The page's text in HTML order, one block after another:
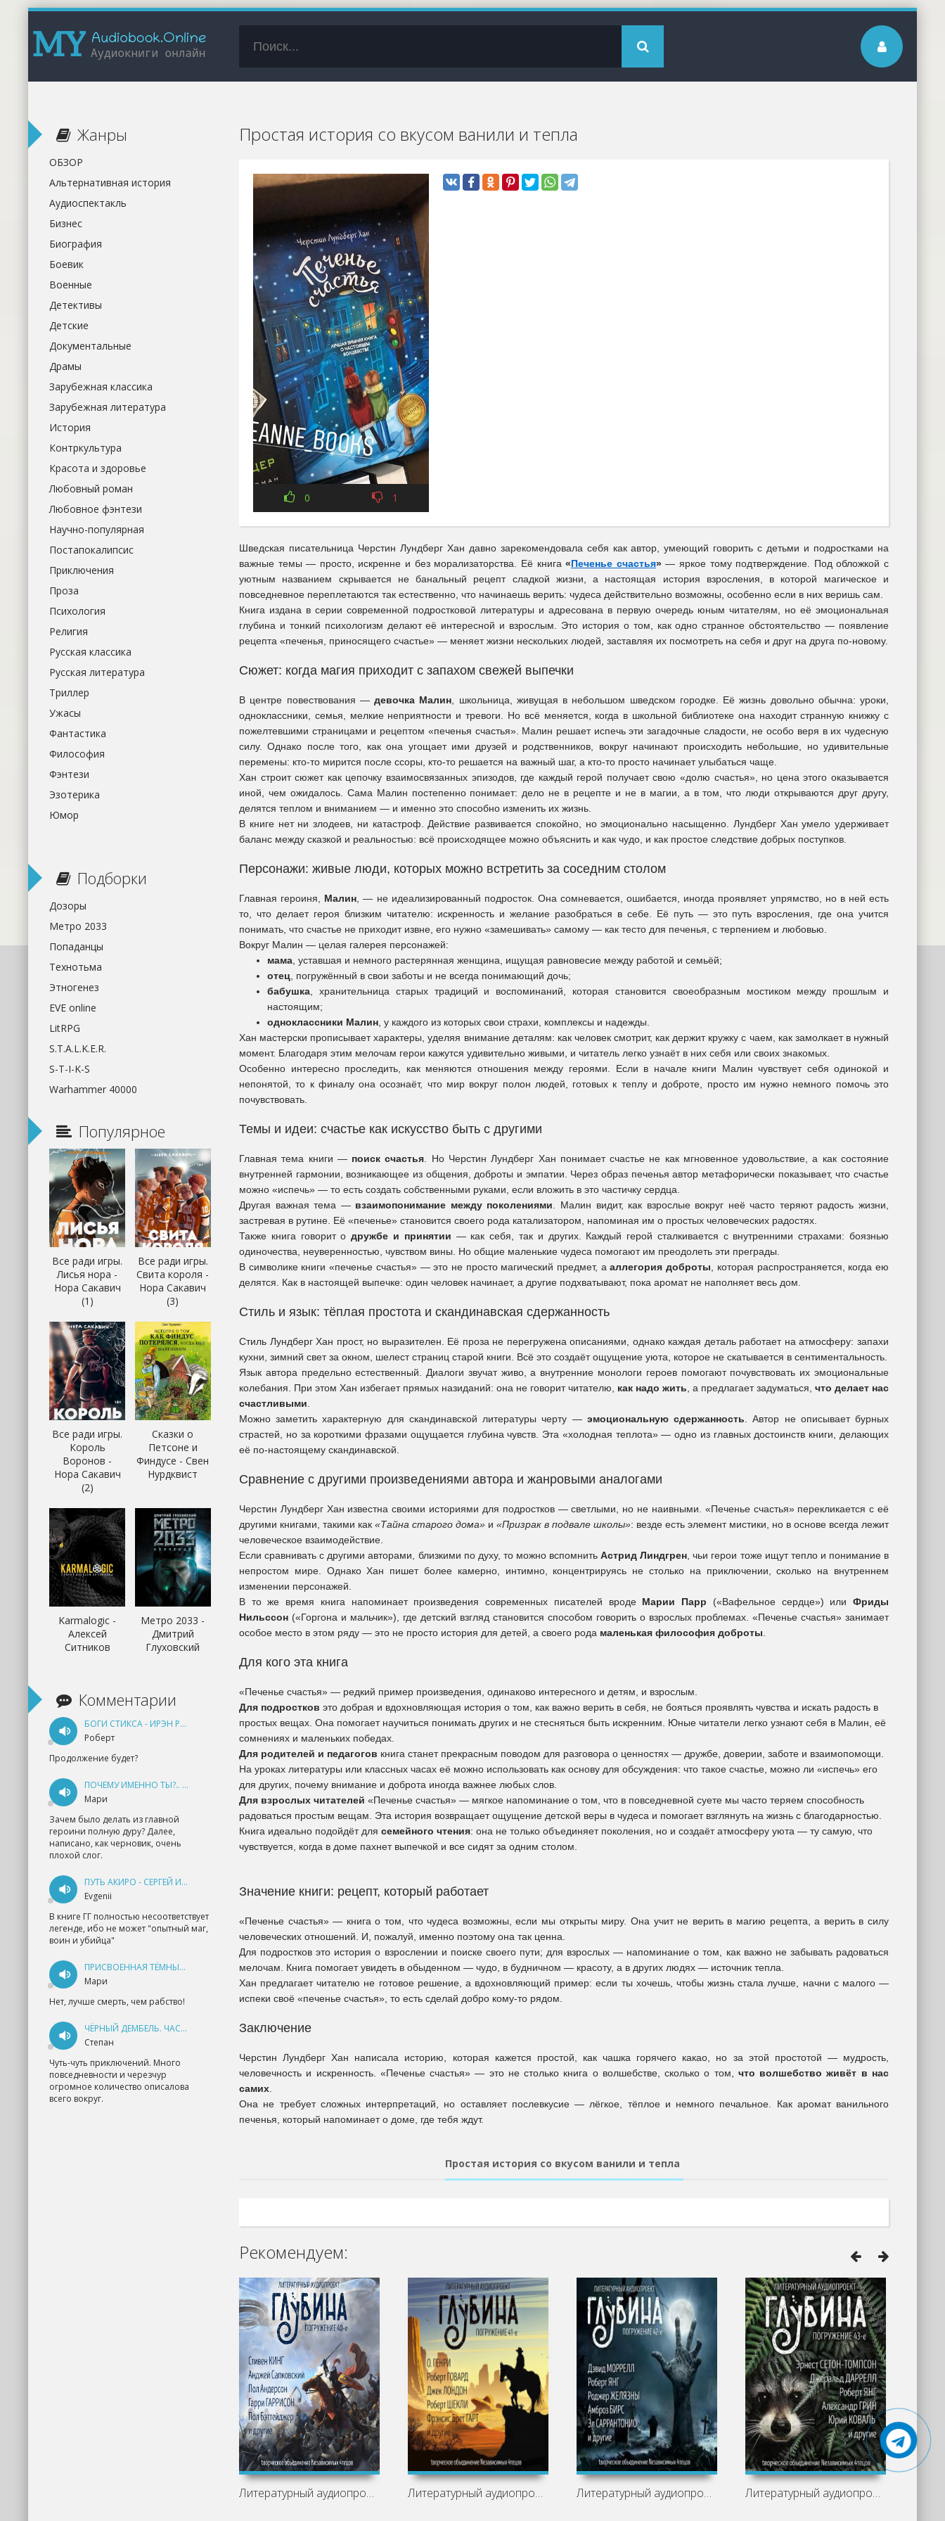
Простая история со вкусом ванили и тепла
0 1
Шведская писательница Черстин Лундберг Хан давно зарекомендовала себя как автор, умеющий говорить с детьми и подростками на
важные темы — просто, искренне и без морализаторства. Её книга«Печенье счастья»— яркое тому подтверждение. Под обложкой с
уютным названием скрывается не банальный рецепт сладкой жизни, а настоящая история взросления, в которой магическое и
повседневное переплетаются так естественно, что начинаешь верить: чудеса действительно возможны, особенно если в них веришь сам.
Книга издана в серии современной подростковой литературы и адресована в первую очередь юным читателям, но её эмоциональная
глубина и тонкий психологизм делают её интересной и взрослым. Это история о том, как одно странное обстоятельство — появление
рецепта «печенья, приносящего счастье» — меняет жизни нескольких людей, заставляя их посмотреть на себя и друг на друга по-новому.
Сюжет: когда магия приходит с запахом свежей выпечки
В центре повествования — девочка Малин , школьница, живущая в небольшом шведском городке. Её жизнь довольно обычна: уроки,
одноклассники, семья, мелкие неприятности и тревоги. Но всё меняется, когда в школьной библиотеке она находит странную книжку с
пожелтевшими страницами и рецептом «печенья счастья». Малин решает испечь эти загадочные сладости, не особо веря в их чудесную
силу. Однако после того, как она угощает ими друзей и родственников, вокруг начинают происходить небольшие, но удивительные
перемены: кто-то мирится после ссоры, кто-то решается на важный шаг, а кто-то просто начинает улыбаться чаще.
Хан строит сюжет как цепочку взаимосвязанных эпизодов, где каждый герой получает свою «долю счастья», но цена этого оказывается
иной, чем ожидалось. Сама Малин постепенно понимает: дело не в рецепте и не в магии, а в том, что люди открываются друг другу,
делятся теплом и вниманием — и именно это способно изменить их жизнь.
В книге нет ни злодеев, ни катастроф. Действие развивается спокойно, но эмоционально насыщенно. Лундберг Хан умело удерживает
баланс между сказкой и реальностью: всё происходящее можно объяснить и как чудо, и как простое следствие добрых поступков.
Персонажи: живые люди, которых можно встретить за соседним столом
Главная героиня, Малин , — не идеализированный подросток. Она сомневается, ошибается, иногда проявляет упрямство, но в ней есть
то, что делает героя близким читателю: искренность и желание разобраться в себе. Её путь — это путь взросления, где она учится
понимать, что счастье не приходит извне, его нужно «замешивать» самому — как тесто для печенья, с терпением и любовью.
Вокруг Малин — целая галерея персонажей:
мама , уставшая и немного растерянная женщина, ищущая равновесие между работой и семьёй;
отец , погружённый в свои заботы и не всегда понимающий дочь;
бабушка , хранительница старых традиций и воспоминаний, которая становится своеобразным мостиком между прошлым и
настоящим;
одноклассники Малин , у каждого из которых свои страхи, комплексы и надежды.
Хан мастерски прописывает характеры, уделяя внимание деталям: как человек смотрит, как держит кружку с чаем, как замолкает в нужный
момент. Благодаря этим мелочам герои кажутся удивительно живыми, и читатель легко узнаёт в них себя или своих знакомых.
Особенно интересно проследить, как меняются отношения между героями. Если в начале книги Малин чувствует себя одинокой и
непонятой, то к финалу она осознаёт, что мир вокруг полон людей, готовых к теплу и доброте, просто им нужно немного помочь это
почувствовать.
Темы и идеи: счастье как искусство быть с другими
Главная тема книги — поиск счастья . Но Черстин Лундберг Хан понимает счастье не как мгновенное удовольствие, а как состояние
внутренней гармонии, возникающее из общения, доброты и эмпатии. Через образ печенья автор метафорически показывает, что счастье
можно «испечь» — то есть создать собственными руками, если вложить в это частичку сердца.
Другая важная тема — взаимопонимание между поколениями . Малин видит, как взрослые вокруг неё часто теряют радость жизни,
застревая в рутине. Её «печенье» становится своего рода катализатором, напоминая им о простых человеческих радостях.
Также книга говорит одружбе и принятии — как себя, так и других. Каждый герой сталкивается с внутренними страхами: боязнью
одиночества, неуверенностью, чувством вины. Но общие маленькие чудеса помогают им преодолеть эти преграды.
В символике книги «печенье счастья» — это не просто магический предмет, ааллегория доброты , которая распространяется, когда ею
делятся. Как в настоящей выпечке: один человек начинает, а другие подхватывают, пока аромат не наполняет весь дом.
Стиль и язык: тёплая простота и скандинавская сдержанность
Стиль Лундберг Хан прост, но выразителен. Её проза не перегружена описаниями, однако каждая деталь работает на атмосферу: запахи
кухни, зимний свет за окном, шелест страниц старой книги. Всё это создаёт ощущение уюта, которое не скатывается в сентиментальность.
Язык автора предельно естественный. Диалоги звучат живо, а внутренние монологи героев помогают почувствовать их эмоциональные
колебания. При этом Хан избегает прямых назиданий: она не говорит читателю, как надо жить , а предлагает задуматься, что делает нас
счастливыми
Можно заметить характерную для скандинавской литературы черту — эмоциональную сдержанность . Автор не описывает бурных
страстей, но за короткими фразами ощущается глубина чувств. Эта «холодная теплота» — одно из главных достоинств книги, делающих
её по-настоящему скандинавской.
Сравнение с другими произведениями автора и жанровыми аналогами
Черстин Лундберг Хан известна своими историями для подростков — светлыми, но не наивными. «Печенье счастья» перекликается с её
другими книгами, такими как «Тайна старого дома» и «Призрак в подвале школы»: везде есть элемент мистики, но в основе всегда лежит
человеческое взаимодействие.
Если сравнивать с другими авторами, близкими по духу, то можно вспомнитьАстрид Линдгрен , чьи герои тоже ищут тепло и понимание в
непростом мире. Однако Хан пишет более камерно, интимно, концентрируясь не столько на приключении, сколько на внутреннем
изменении персонажей.
В то же время книга напоминает произведения современных писателей вроде Марии Парр («Вафельное сердце») илиФриды
Нильссон («Горгона и мальчик»), где детский взгляд становится способом говорить о взрослых проблемах. «Печенье счастья» занимает
особое место в этом ряду — это не просто история для детей, а своего рода маленькая философия доброты
Для кого эта книга
«Печенье счастья» — редкий пример произведения, одинаково интересного и детям, и взрослым.
Для подростков это добрая и вдохновляющая история о том, как важно верить в себя, не бояться проявлять чувства и искать радость в
простых вещах. Она помогает научиться понимать других и не стесняться быть искренним. Юные читатели легко узнают себя в Малин, её
сомнениях и маленьких победах.
Для родителей и педагогов книга станет прекрасным поводом для разговора о ценностях — дружбе, доверии, заботе и взаимопомощи.
На уроках литературы или классных часах её можно использовать как основу для обсуждения: что такое счастье, можно ли «испечь» его
для других, почему внимание и доброта иногда важнее любых слов.
Для взрослых читателей «Печенье счастья» — мягкое напоминание о том, что в повседневной суете мы часто теряем способность
радоваться простым вещам. Эта история возвращает ощущение детской веры в чудеса и помогает взглянуть на жизнь с благодарностью.
Книга идеально подойдёт для семейного чтения: она не только объединяет поколения, но и создаёт атмосферу уюта — ту самую, что
чувствуется, когда в доме пахнет выпечкой и все сидят за одним столом.
Значение книги: рецепт, который работает
«Печенье счастья» — книга о том, что чудеса возможны, если мы открыты миру. Она учит не верить в магию рецепта, а верить в силу
человеческих отношений. И, пожалуй, именно поэтому она так ценна.
Для подростков это история о взрослении и поиске своего пути; для взрослых — напоминание о том, как важно не забывать радоваться
мелочам. Книга помогает увидеть в обыденном — чудо, в будничном — красоту, а в других людях — источник тепла.
Хан предлагает читателю не готовое решение, а вдохновляющий пример: если ты хочешь, чтобы жизнь стала лучше, начни с малого —
испеки своё «печенье счастья», то есть сделай добро кому-то рядом.
Заключение
Черстин Лундберг Хан написала историю, которая кажется простой, как чашка горячего какао, но за этой простотой — мудрость,
человечность и искренность. «Печенье счастья» — это не столько книга о волшебстве, сколько о том, что волшебство живёт в нас
самих
Она не требует сложных интерпретаций, но оставляет послевкусие — лёгкое, тёплое и немного печальное. Как аромат ванильного
печенья, который напоминает о доме, где тебя ждут.
Простая история со вкусом ванили и тепла
Рекомендуем:
Литературный аудиопроект «Глубина». Литературный аудиопроект «Глубина». Литературный аудиопроект «Глубина». Литературный аудиопроект «Глубина».
Жанры
ОБЗОР
Альтернативная история
Аудиоспектакль
Бизнес
Биография
Боевик
Военные
Детективы
Детские
Документальные
Драмы
Зарубежная классика
Зарубежная литература
История
Контркультура
Красота и здоровье
Любовный роман
Любовное фэнтези
Научно-популярная
Постапокалипсис
Приключения
Проза
Психология
Религия
Русская классика
Русская литература
Триллер
Ужасы
Фантастика
Философия
Фэнтези
Эзотерика
Юмор
Подборки
Дозоры
Метро 2033
Попаданцы
Технотьма
Этногенез
EVE online
LitRPG
S.T.A.L.K.E.R.
S-T-I-K-S
Warhammer 40000
Популярное
Все ради игры.
Лисья нора -
Нора Сакавич
(1)
Все ради игры.
Свита короля -
Нора Сакавич
(3)
Все ради игры.
Король
Воронов -
Нора Сакавич
(2)
Сказки о
Петсоне и
Финдусе - Свен
Нурдквист
Karmalogic -
Алексей
Ситников
Метро 2033 -
Дмитрий
Глуховский
Комментарии
БОГИ СТИКСА - ИРЭН РУДКЕВИЧ
Роберт
Продолжение будет?
ПОЧЕМУ ИМЕННО ТЫ?.. КНИГА 1 - ЕКАТЕРИНА ЮДИНА
Мари
Зачем было делать из главной
героини полную дуру? Далее,
написано, как черновик, очень
плохой слог.
ПУТЬ АКИРО - СЕРГЕЙ ИЗМАЙЛОВ
Evgenii
В книге ГГ полностью несоответствует
легенде, ибо не может "опытный маг,
воин и убийца"
ПРИСВОЕННАЯ ТЁМНЫМ. ПРОКЛЯТАЯ ЛЮБОВЬ - АННА ГЕРР
Мари
Нет, лучше смерть, чем рабство!
ЧЁРНЫЙ ДЕМБЕЛЬ. ЧАСТЬ 1 - АНДРЕЙ ФЕДИН
Степан
Чуть-чуть приключений. Много
повседневности и черезчур
огромное количество описалова
всего вокруг.